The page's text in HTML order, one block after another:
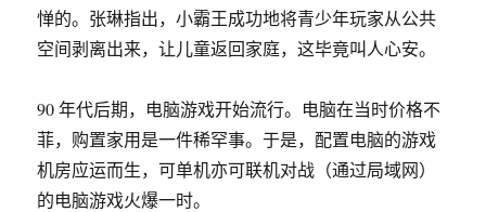
惮的。张琳指出，小霸王成功地将青少年玩家从公共
空间剥离出来，让儿童返回家庭，这毕竟叫人心安。
90 年代后期，电脑游戏开始流行。电脑在当时价格不
菲，购置家用是一件稀罕事。于是，配置电脑的游戏
机房应运而生，可单机亦可联机对战（通过局域网）
的电脑游戏火爆一时。